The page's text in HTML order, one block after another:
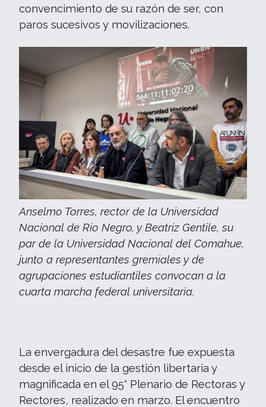
convencimiento de su razón de ser, con
paros sucesivos y movilizaciones.
Anselmo Torres, rector de la Universidad
Nacional de Río Negro, y Beatriz Gentile, su
par de la Universidad Nacional del Comahue,
junto a representantes gremiales y de
agrupaciones estudiantiles convocan a la
cuarta marcha federal universitaria.
La envergadura del desastre fue expuesta
desde el inicio de la gestión libertaria y
magnificada en el 95° Plenario de Rectoras y
Rectores, realizado en marzo. El encuentro